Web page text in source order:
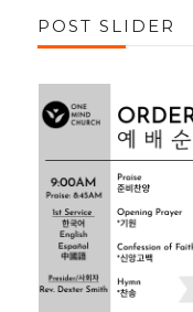
POST SLIDER